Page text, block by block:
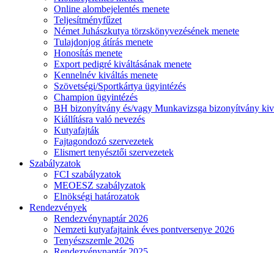
Online alombejelentés menete
Teljesítményfűzet
Német Juhászkutya törzskönyvezésének menete
Tulajdonjog átírás menete
Honosítás menete
Export pedigré kiváltásának menete
Kennelnév kiváltás menete
Szövetségi/Sportkártya ügyintézés
Champion ügyintézés
BH bizonyítvány és/vagy Munkavizsga bizonyítvány
Kiállításra való nevezés
Kutyafajták
Fajtagondozó szervezetek
Elismert tenyésztői szervezetek
Szabályzatok
FCI szabályzatok
MEOESZ szabályzatok
Elnökségi határozatok
Rendezvények
Rendezvénynaptár 2026
Nemzeti kutyafajtaink éves pontversenye 2026
Tenyészszemle 2026